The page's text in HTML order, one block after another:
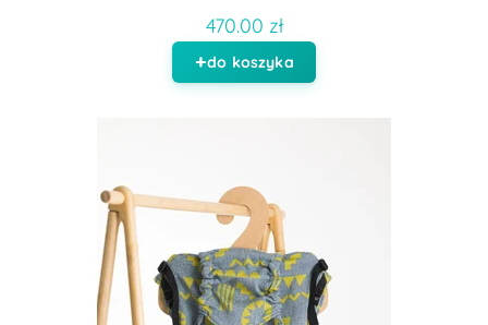
470.00 zł
do koszyka